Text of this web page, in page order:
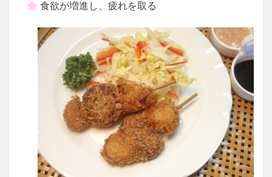
食欲が増進し、疲れを取る